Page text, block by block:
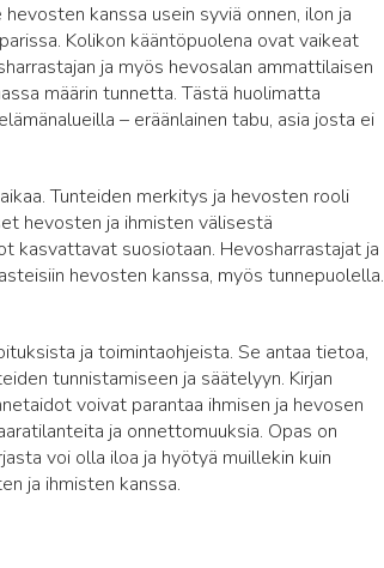
kanssa usein syviä onnen, ilon ja
Kolikon kääntöpuolena ovat vaikeat
ja myös hevosalan ammattilaisen
määrin tunnetta. Tästä huolimatta
– eräänlainen tabu, asia josta ei
Tunteiden merkitys ja hevosten rooli
hevosten ja ihmisten välisestä
kasvattavat suosiotaan. Hevosharrastajat ja
hevosten kanssa, myös tunnepuolella.
ja toimintaohjeista. Se antaa tietoa,
tunnistamiseen ja säätelyyn. Kirjan
voivat parantaa ihmisen ja hevosen
ja onnettomuuksia. Opas on
voi olla iloa ja hyötyä muillekin kuin
ja ihmisten kanssa.